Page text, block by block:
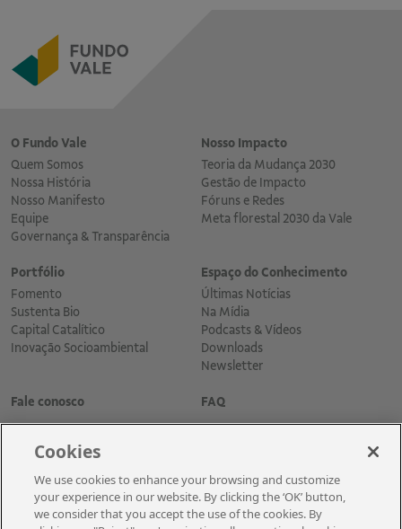
O Fundo Vale
Quem Somos
Nossa História
Nosso Manifesto
Equipe
Governança & Transparência
Nosso Impacto
Teoria da Mudança 2030
Gestão de Impacto
Fóruns e Redes
Meta florestal 2030 da Vale
Portfólio
Fomento
Sustenta Bio
Capital Catalítico
Inovação Socioambiental
Espaço do Conhecimento
Últimas Notícias
Na Mídia
Podcasts & Vídeos
Downloads
Newsletter
Fale conosco FAQ
Cookies
We use cookies to enhance your browsing and customize
your experience in our website. By clicking the ‘OK’ button,
we consider that you accept the use of the cookies. By